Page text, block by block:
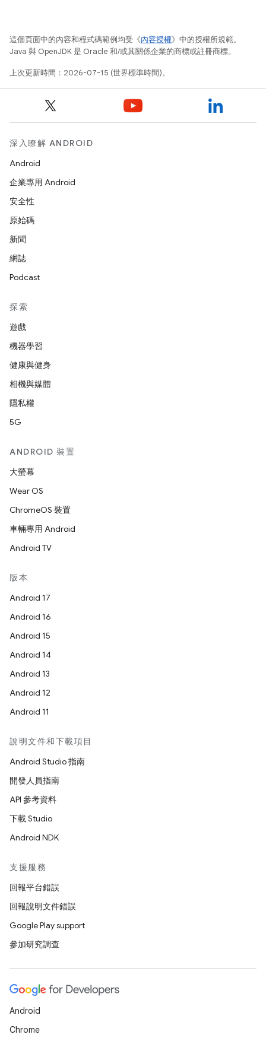
這個頁面中的內容和程式碼範例均受《內容授權》中的授權所規範。
Java 與 OpenJDK 是 Oracle 和/或其關係企業的商標或註冊商標。
上次更新時間：2026-07-15 (世界標準時間)。
深入瞭解 ANDROID
Android
企業專用 Android
安全性
原始碼
新聞
網誌
Podcast
探索
遊戲
機器學習
健康與健身
相機與媒體
隱私權
5G
ANDROID 裝置
大螢幕
Wear OS
ChromeOS 裝置
車輛專用 Android
Android TV
版本
Android 17
Android 16
Android 15
Android 14
Android 13
Android 12
Android 11
說明文件和下載項目
Android Studio 指南
開發人員指南
API 參考資料
下載 Studio
Android NDK
支援服務
回報平台錯誤
回報說明文件錯誤
Google Play support
參加研究調查
Android
Chrome